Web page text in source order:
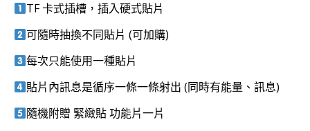
TF 卡式插槽，插入硬式貼片
可隨時抽換不同貼片 (可加購)
每次只能使用一種貼片
貼片內訊息是循序一條一條射出 (同時有能量、訊息)
隨機附贈 緊緻貼 功能片一片